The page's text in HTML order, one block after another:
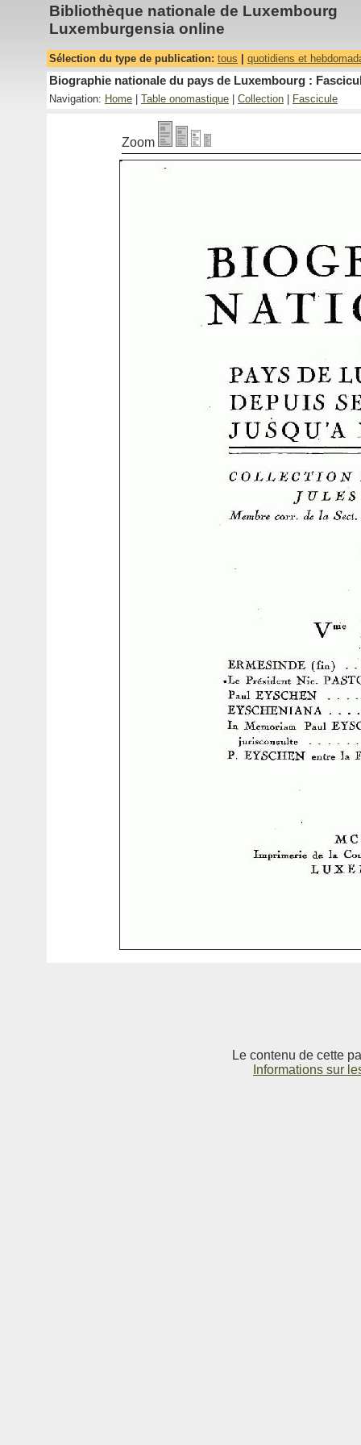
Bibliothèque nationale de Luxembourg
Luxemburgensia online
Sélection du type de publication: tous quotidiens et
Biographie nationale du pays de Luxembourg :
Navigation: Home Table onomastique Collection Fascicule
Zoom
Le contenu de cette
Informations sur